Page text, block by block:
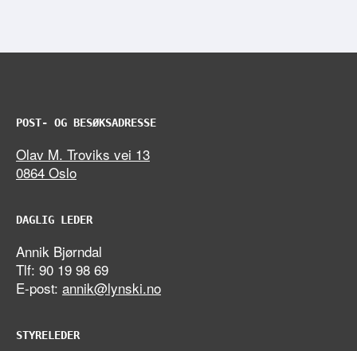
POST- OG BESØKSADRESSE
Olav M. Troviks vei 13
0864 Oslo
DAGLIG LEDER
Annik Bjørndal
Tlf: 90 19 98 69
E-post: annik@lynski.no
STYRELEDER